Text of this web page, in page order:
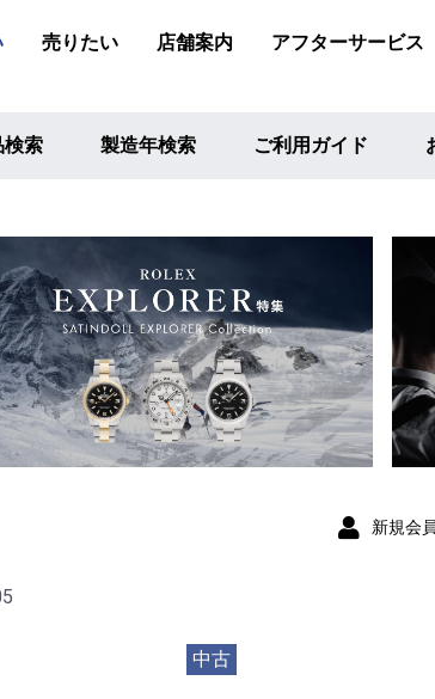
売りたい 店舗案内 アフターサービス
検索 製造年検索 ご利用ガイド
新規会
中古